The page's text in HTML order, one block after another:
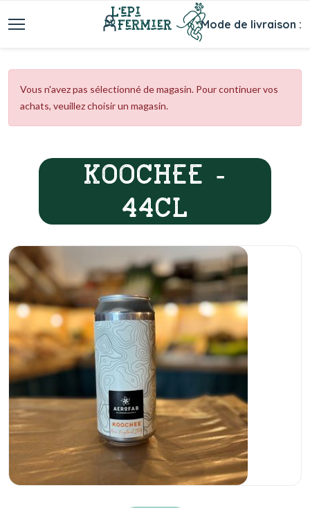
Mode de livraison :
Vous n'avez pas sélectionné de magasin. Pour continuer vos
achats, veuillez choisir un magasin.
KOOCHEE -
44CL